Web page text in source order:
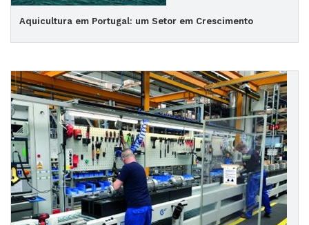
Aquicultura em Portugal: um Setor em Crescimento